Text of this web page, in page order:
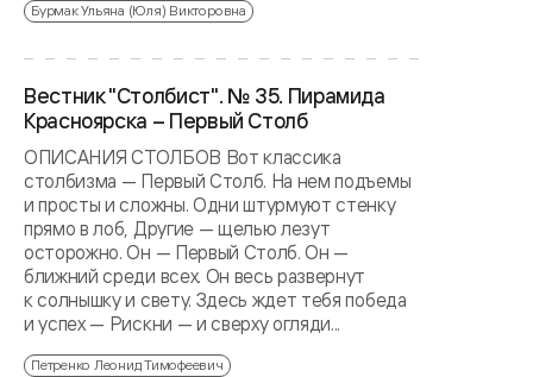
Бурмак Ульяна (Юля) Викторовна
Вестник "Столбист". № 35. Пирамида
Красноярска – Первый Столб
ОПИСАНИЯ СТОЛБОВ Вот классика
столбизма — Первый Столб. На нем подъемы
и просты и сложны. Одни штурмуют стенку
прямо в лоб, Другие — щелью лезут
осторожно. Он — Первый Столб. Он —
ближний среди всех. Он весь развернут
к солнышку и свету. Здесь ждет тебя победа
и успех — Рискни — и сверху огляди...
Петренко Леонид Тимофеевич